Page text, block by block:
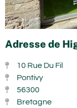
Adresse de
10 Rue Du Fil
Pontivy
56300
Bretagne